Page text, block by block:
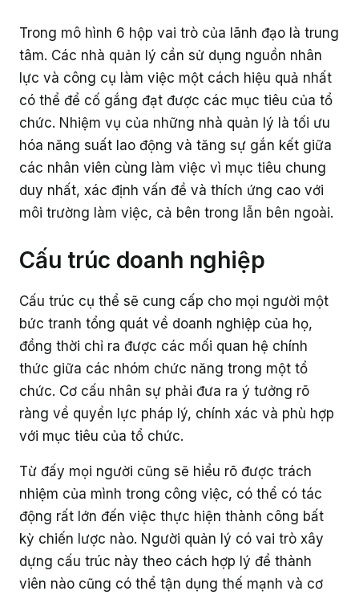
Trong mô hình 6 hộp vai trò của lãnh đạo là trung
tâm. Các nhà quản lý cần sử dụng nguồn nhân
lực và công cụ làm việc một cách hiệu quả nhất
có thể để cố gắng đạt được các mục tiêu của tổ
chức. Nhiệm vụ của những nhà quản lý là tối ưu
hóa năng suất lao động và tăng sự gắn kết giữa
các nhân viên cùng làm việc vì mục tiêu chung
duy nhất, xác định vấn đề và thích ứng cao với
môi trường làm việc, cả bên trong lẫn bên ngoài.
Cấu trúc doanh nghiệp
Cấu trúc cụ thể sẽ cung cấp cho mọi người một
bức tranh tổng quát về doanh nghiệp của họ,
đồng thời chỉ ra được các mối quan hệ chính
thức giữa các nhóm chức năng trong một tổ
chức. Cơ cấu nhân sự phải đưa ra ý tưởng rõ
ràng về quyền lực pháp lý, chính xác và phù hợp
với mục tiêu của tổ chức.
Từ đấy mọi người cũng sẽ hiểu rõ được trách
nhiệm của mình trong công việc, có thể có tác
động rất lớn đến việc thực hiện thành công bất
kỳ chiến lược nào. Người quản lý có vai trò xây
dựng cấu trúc này theo cách hợp lý để thành
viên nào cũng có thể tận dụng thế mạnh và cơ